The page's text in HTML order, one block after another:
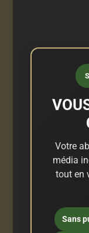
Votre
média
tout en
Sans